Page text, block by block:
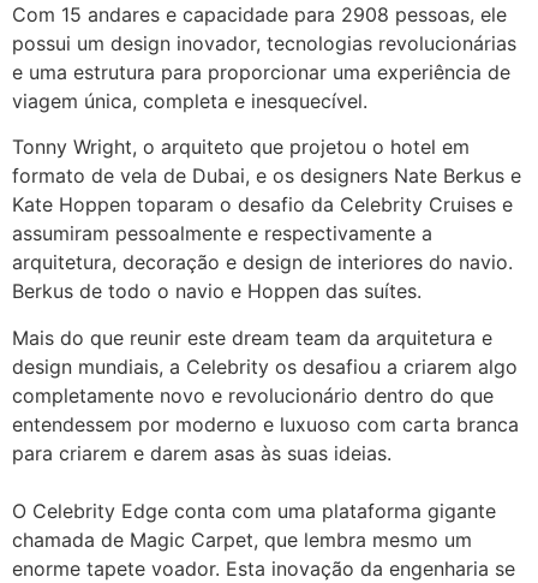
Com 15 andares e capacidade para 2908 pessoas, ele
possui um design inovador, tecnologias revolucionárias
e uma estrutura para proporcionar uma experiência de
viagem única, completa e inesquecível.
Tonny Wright, o arquiteto que projetou o hotel em
formato de vela de Dubai, e os designers Nate Berkus e
Kate Hoppen toparam o desafio da Celebrity Cruises e
assumiram pessoalmente e respectivamente a
arquitetura, decoração e design de interiores do navio.
Berkus de todo o navio e Hoppen das suítes.
Mais do que reunir este dream team da arquitetura e
design mundiais, a Celebrity os desafiou a criarem algo
completamente novo e revolucionário dentro do que
entendessem por moderno e luxuoso com carta branca
para criarem e darem asas às suas ideias.
O Celebrity Edge conta com uma plataforma gigante
chamada de Magic Carpet, que lembra mesmo um
enorme tapete voador. Esta inovação da engenharia se